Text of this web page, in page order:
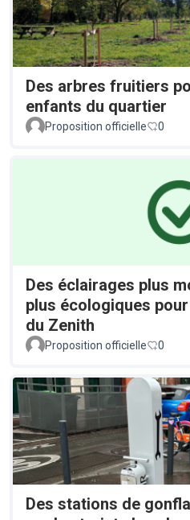
Des arbres fruitiers
enfants du quartier
Proposition officielle 0
Des éclairages plus
plus écologiques
du Zenith
Proposition officielle 0
Des stations de